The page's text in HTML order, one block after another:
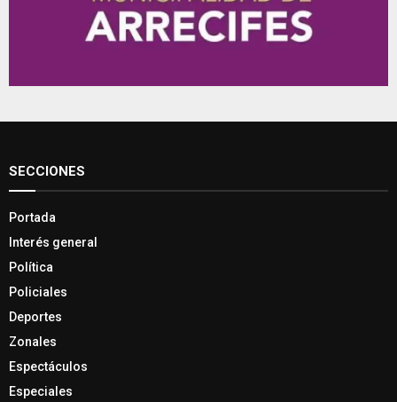
SECCIONES
Portada
Interés general
Política
Policiales
Deportes
Zonales
Espectáculos
Especiales